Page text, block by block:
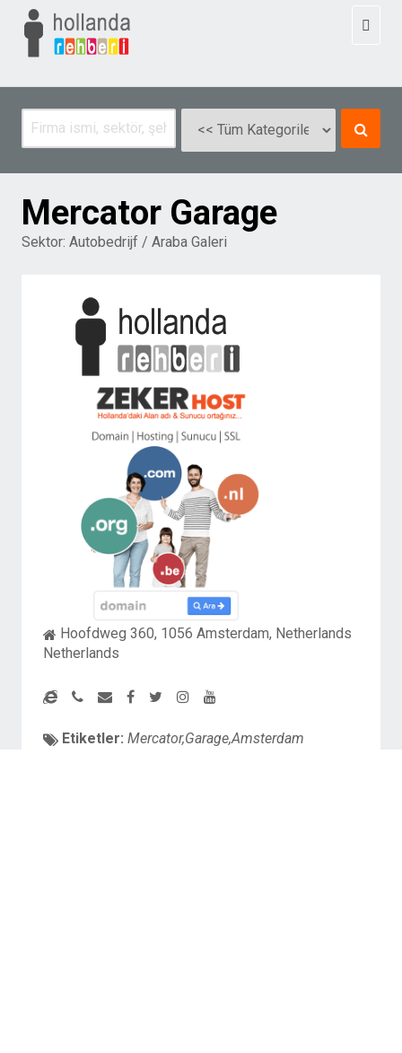
Mercator Garage
Sektor: Autobedrijf / Araba Galeri
Hoofdweg 360, 1056 Amsterdam, Netherlands
Netherlands
Etiketler: Mercator,Garage,Amsterdam